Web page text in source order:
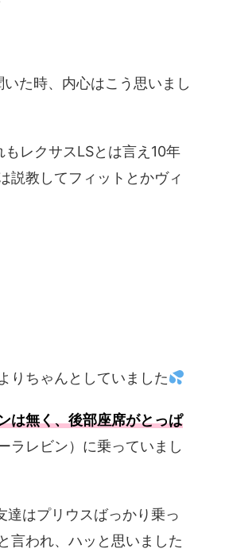
た時、内心はこう思いまし
レクサスLSとは言え10年
説教してフィットとかヴィ
りちゃんとしていました
は無く、後部座席がとっぱ
ラレビン）に乗っていまし
達はプリウスばっかり乗っ
言われ、ハッと思いました